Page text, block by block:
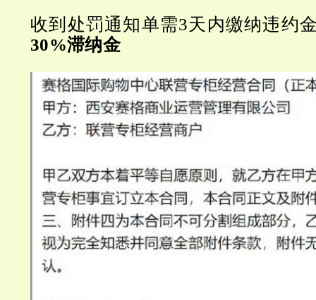
收到处罚通知单需3天内缴纳违约
30%滞纳金